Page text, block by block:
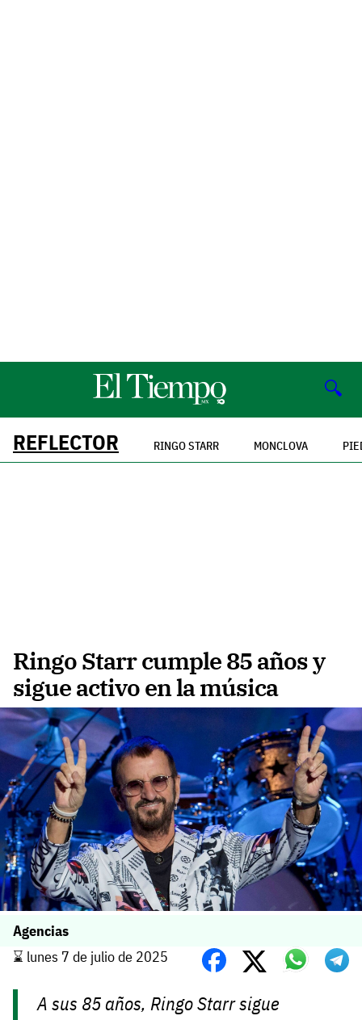
🔍
REFLECTOR RINGO STARR MONCLOVA
Ringo Starr cumple 85 años y
sigue activo en la música
Agencias
⌛️ lunes 7 de julio de 2025
A sus 85 años, Ringo Starr sigue